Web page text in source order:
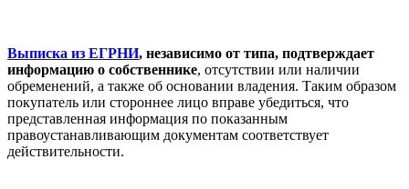
Выписка из ЕГРНИ, независимо от типа, подтверждает
информацию о собственнике, отсутствии или наличии
обременений, а также об основании владения. Таким образом
покупатель или стороннее лицо вправе убедиться, что
представленная информация по показанным
правоустанавливающим документам соответствует
действительности.